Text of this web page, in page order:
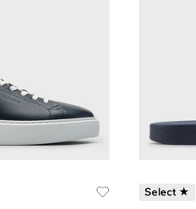
Select ★